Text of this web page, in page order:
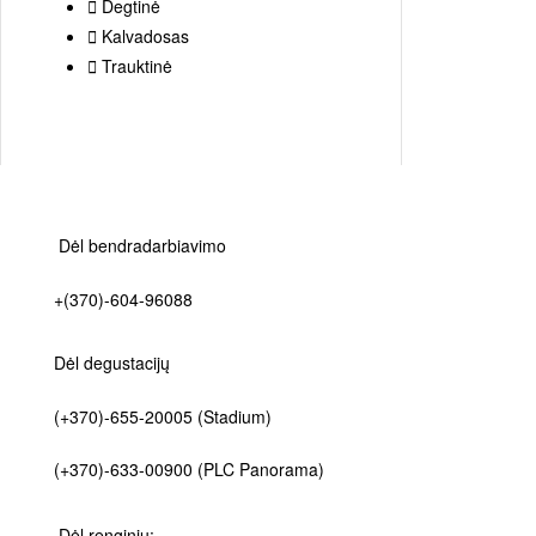
Degtinė
Kalvadosas
Trauktinė
Dėl bendradarbiavimo
+(370)-604-96088
Dėl degustacijų
(+370)-655-20005 (Stadium)
(+370)-633-00900 (PLC Panorama)